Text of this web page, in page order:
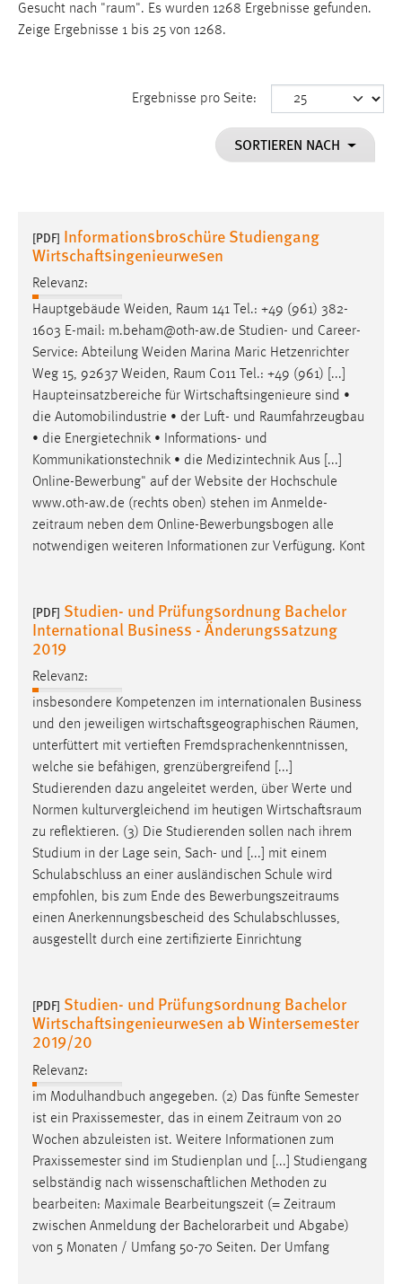
Gesucht nach "raum". Es wurden 1268 Ergebnisse gefunden.
Zeige Ergebnisse 1 bis 25 von 1268.
Ergebnisse pro Seite:
SORTIEREN NACH
[PDF] Informationsbroschüre Studiengang
Wirtschaftsingenieurwesen
Relevanz:
Hauptgebäude Weiden, Raum 141 Tel.: +49 (961) 382-
1603 E-mail: m.beham@oth-aw.de Studien- und Career-
Service: Abteilung Weiden Marina Maric Hetzenrichter
Weg 15, 92637 Weiden, Raum C011 Tel.: +49 (961) [...]
Haupteinsatzbereiche für Wirtschaftsingenieure sind •
die Automobilindustrie • der Luft- und Raumfahrzeugbau
• die Energietechnik • Informations- und
Kommunikationstechnik • die Medizintechnik Aus [...]
Online-Bewerbung" auf der Website der Hochschule
www.oth-aw.de (rechts oben) stehen im Anmelde-
zeitraum neben dem Online-Bewerbungsbogen alle
notwendigen weiteren Informationen zur Verfügung. Kont
[PDF] Studien- und Prüfungsordnung Bachelor
International Business - Änderungssatzung
2019
Relevanz:
insbesondere Kompetenzen im internationalen Business
und den jeweiligen wirtschaftsgeographischen Räumen,
unterfüttert mit vertieften Fremdsprachenkenntnissen,
welche sie befähigen, grenzübergreifend [...]
Studierenden dazu angeleitet werden, über Werte und
Normen kulturvergleichend im heutigen Wirtschaftsraum
zu reflektieren. (3) Die Studierenden sollen nach ihrem
Studium in der Lage sein, Sach- und [...] mit einem
Schulabschluss an einer ausländischen Schule wird
empfohlen, bis zum Ende des Bewerbungszeitraums
einen Anerkennungsbescheid des Schulabschlusses,
ausgestellt durch eine zertifizierte Einrichtung
[PDF] Studien- und Prüfungsordnung Bachelor
Wirtschaftsingenieurwesen ab Wintersemester
2019/20
Relevanz:
im Modulhandbuch angegeben. (2) Das fünfte Semester
ist ein Praxissemester, das in einem Zeitraum von 20
Wochen abzuleisten ist. Weitere Informationen zum
Praxissemester sind im Studienplan und [...] Studiengang
selbständig nach wissenschaftlichen Methoden zu
bearbeiten: Maximale Bearbeitungszeit (= Zeitraum
zwischen Anmeldung der Bachelorarbeit und Abgabe)
von 5 Monaten / Umfang 50-70 Seiten. Der Umfang
Name:
Dieser Cookie speichert die ausgewählten Einverständnis-
Performance
Name:
staticfilecache
Zweck:
Für performante Seitenauslieferung wird in diesem Cookie
gespeichert, ob man eingeloggt ist.
Sprachpräferenz
Name:
site-language-preference
Zweck:
Das Cookie speichert die gewählte Sprache der Website.
Cookie Laufzeit:
Chat
MibewSessionID, MIBEW_UserID, mibew_locale, mibew-
chat-frame-style-5e9dbeb1811c0446
Zweck:
Wird benötigt um die Chatfunktion nutzen zu können.
Cookie Laufzeit:
MibewSessionID, mibew-chat-frame-style-
5e9dbeb1811c0446 = Sitzungslaufzeit, mibew_locale = 3
Jahre, MIBEW_UserID = 1 Jahr
Login
Name:
fe_user, be_user, be_lastLoginProvider
Dieser Cookie ist notwendig um sich an der Website
einloggen zu können.
Cookie Laufzeit:
24 Stunden
STATISTIK
Statistik Cookies erfassen Informationen anonym.
Diese Informationen helfen uns zu verstehen, wie
unsere Besucher unsere Website nutzen.
Matomo